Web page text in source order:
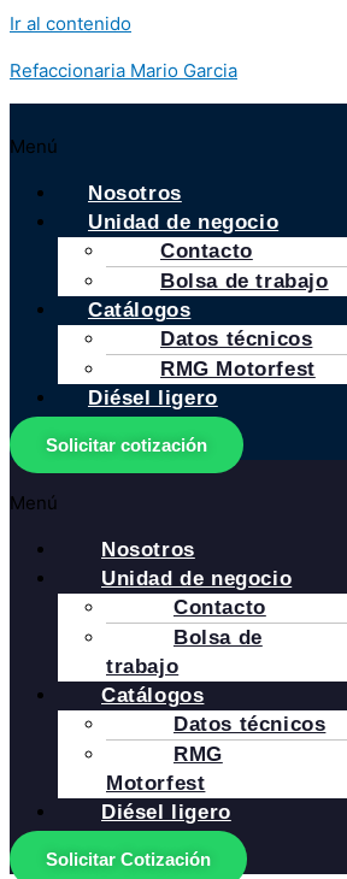
Ir al contenido
Refaccionaria Mario Garcia
Menú
Nosotros
Unidad de negocio
Contacto
Bolsa de trabajo
Catálogos
Datos técnicos
RMG Motorfest
Diésel ligero
Solicitar cotización
Menú
Nosotros
Unidad de negocio
Contacto
Bolsa de
trabajo
Catálogos
Datos técnicos
RMG
Motorfest
Diésel ligero
Solicitar Cotización